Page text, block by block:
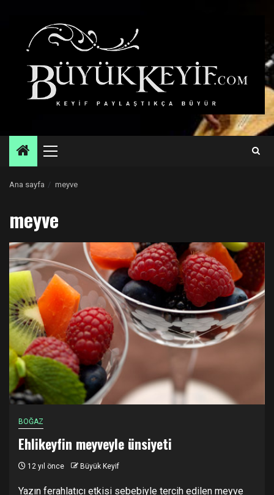
Primary
Ana sayfa meyve
meyve
BOĞAZ
Ehlikeyfin meyveyle ünsiyeti
12 yıl önce Büyük Keyif
Yazın ferahlatıcı etkisi sebebiyle tercih edilen meyve